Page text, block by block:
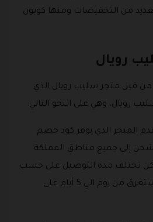
من التخفيضات ومنها كوبون
رويال
من قبل متجر سليب رويال الذي
رويال، وهي على النحو التالي:
المتجر الذي يوفر كود خصم
إلى جميع مناطق المملكة
تختلف مدة التوصيل على حسب
بعد المسافة حيث يستغرق من يوم الي 5 أيام على